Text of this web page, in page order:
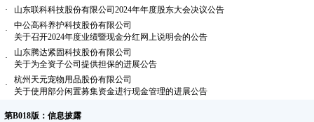
·
山东联科科技股份有限公司2024年年度股东大会决议公告
·
中公高科养护科技股份有限公司
关于召开2024年度业绩暨现金分红网上说明会的公告
·
山东腾达紧固科技股份有限公司
关于为全资子公司提供担保的进展公告
·
杭州天元宠物用品股份有限公司
关于使用部分闲置募集资金进行现金管理的进展公告
第B018版：信息披露